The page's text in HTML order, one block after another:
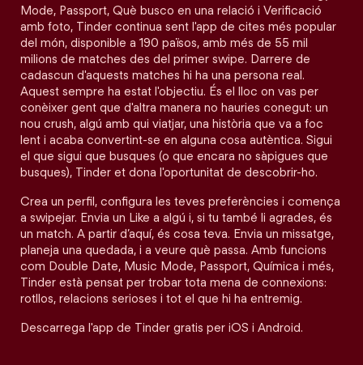
Mode, Passport, Què busco en una relació i Verificació
amb foto, Tinder continua sent l'app de cites més popular
del món, disponible a 190 països, amb més de 55 mil
milions de matches des del primer swipe. Darrere de
cadascun d'aquests matches hi ha una persona real.
Aquest sempre ha estat l'objectiu. És el lloc on vas per
conèixer gent que d'altra manera no hauries conegut: un
nou crush, algú amb qui viatjar, una història que va a foc
lent i acaba convertint-se en alguna cosa autèntica. Sigui
el que sigui que busques (o que encara no sàpigues que
busques), Tinder et dona l'oportunitat de descobrir-ho.
Crea un perfil, configura les teves preferències i comença
a swipejar. Envia un Like a algú i, si tu també li agrades, és
un match. A partir d’aquí, és cosa teva. Envia un missatge,
planeja una quedada, i a veure què passa. Amb funcions
com Double Date, Music Mode, Passport, Química i més,
Tinder està pensat per trobar tota mena de connexions:
rotllos, relacions serioses i tot el que hi ha entremig.
Descarrega l'app de Tinder gratis per iOS i Android.